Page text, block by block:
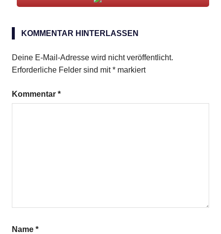
Panettone
Rosinen
KOMMENTAR HINTERLASSEN
Deine E-Mail-Adresse wird nicht veröffentlicht.
Erforderliche Felder sind mit* markiert
Kommentar *
Name *